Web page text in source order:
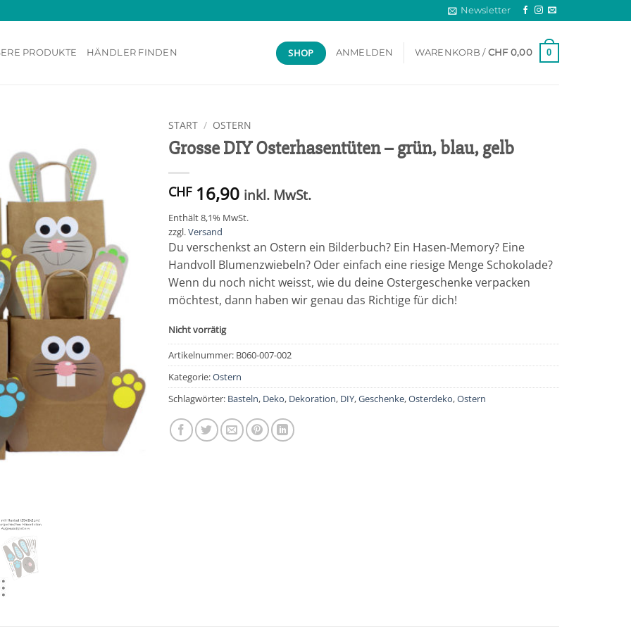
Newsletter
PRODUKTE HÄNDLER FINDEN SHOP ANMELDEN WARENKORB / CHF0,00 0
START / OSTERN
Grosse DIY Osterhasentüten – grün, blau, gelb
CHF16,90 inkl. MwSt.
Enthält 8,1% MwSt.
zzgl.Versand
Du verschenkst an Ostern ein Bilderbuch? Ein Hasen-Memory? Eine
Handvoll Blumenzwiebeln? Oder einfach eine riesige Menge Schokolade?
Wenn du noch nicht weisst, wie du deine Ostergeschenke verpacken
möchtest, dann haben wir genau das Richtige für dich!
Nicht vorrätig
Artikelnummer: B060-007-002
Kategorie:Ostern
Schlagwörter: Basteln, Deko, Dekoration, DIY,Geschenke,Osterdeko,Ostern